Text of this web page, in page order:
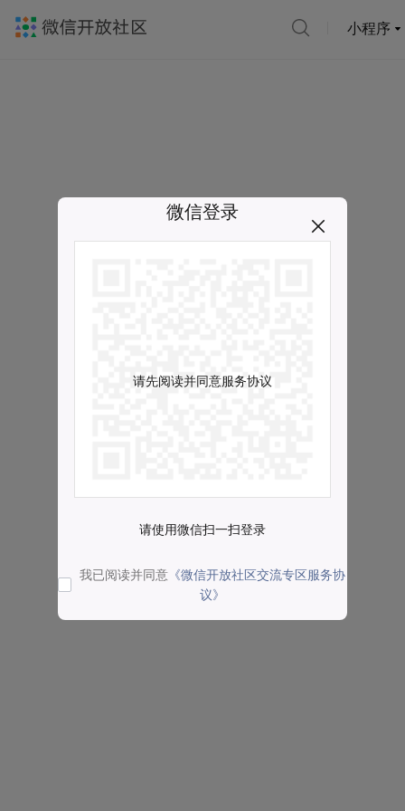
小程序
微信登录
请先阅读并同意服务协议
请使用微信扫一扫登录
我已阅读并同意 《微信开放社区交流专区服务协
议》